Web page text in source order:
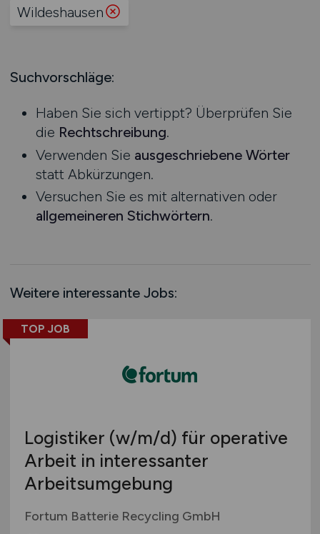
Prozessplanung / Steuerung
Supply Chain Management
Vertrieb / Verkauf / Handel
Zoll / Behörden
Sonstige
Praktikum
Hessen
Nordrhein-Westfalen
Saarland
Sachsen
Sachsen-Anhalt
Schleswig-Holstein
Thüringen
Deutschlandweit
Europa
Wildeshausen
Suchvorschläge:
Haben Sie sich vertippt? Überprüfen Sie
die Rechtschreibung.
Verwenden Sie ausgeschriebene Wörter
statt Abkürzungen.
Versuchen Sie es mit alternativen oder
allgemeineren Stichwörtern.
Weitere interessante Jobs:
TOP JOB
Logistiker (w/m/d) für operative
Arbeit in interessanter
Arbeitsumgebung
Fortum Batterie Recycling GmbH